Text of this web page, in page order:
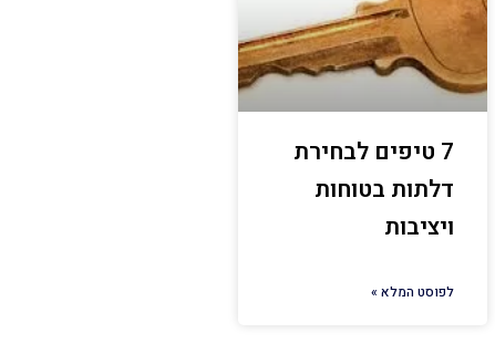
7 טיפים לבחירת
דלתות בטוחות
ויציבות
לפוסט המלא »